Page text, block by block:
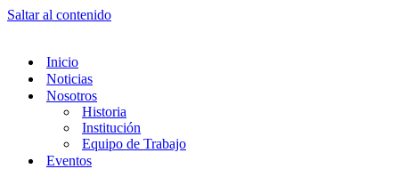
Saltar al contenido
Inicio
Noticias
Nosotros
Historia
Institución
Equipo de Trabajo
Eventos